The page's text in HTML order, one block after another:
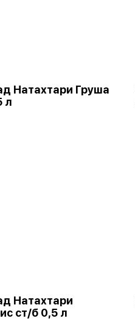
Натахтари Груша
л
Натахтари
ст/б 0,5 л